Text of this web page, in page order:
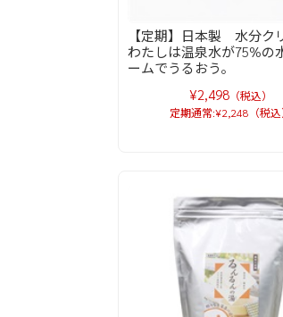
【定期】日本製 水分ク
わたしは温泉水が75%の
ームでうるおう。
¥2,498 （税込）
定期通常:¥2,248（税込